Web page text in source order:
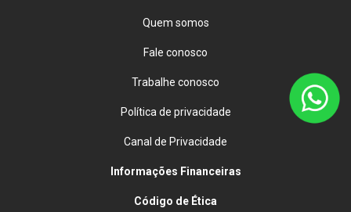
Quem somos
Fale conosco
Trabalhe conosco
Política de privacidade
Canal de Privacidade
Informações Financeiras
Código de Ética